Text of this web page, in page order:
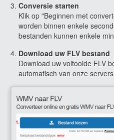
Conversie starten
Klik op "Beginnen met
worden binnen enkele
bestanden kunnen enkele
Download uw FLV bestand
Download uw voltooide FLV
automatisch van onze